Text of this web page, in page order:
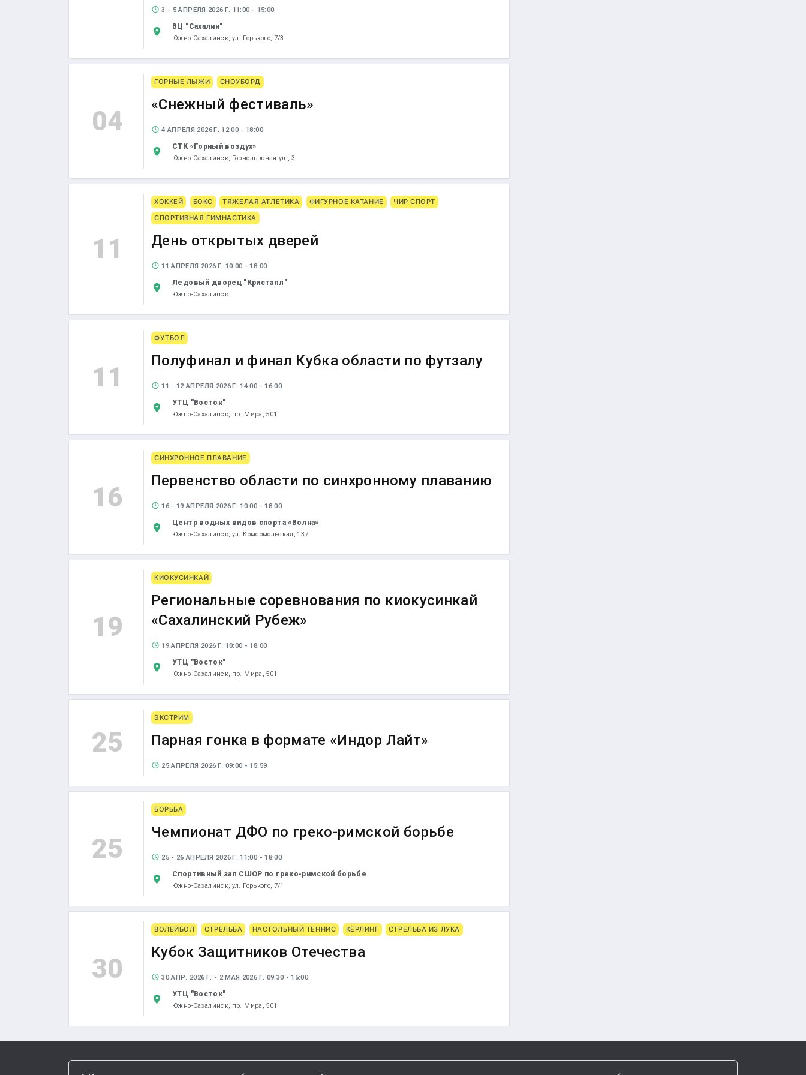
3 - 5 АПРЕЛЯ 2026 Г. 11:00 - 15:00
ВЦ "Сахалин"
Южно-Сахалинск, ул. Горького, 7/3
04
ГОРНЫЕ ЛЫЖИ СНОУБОРД
«Снежный фестиваль»
4 АПРЕЛЯ 2026 Г. 12:00 - 18:00
СТК «Горный воздух»
Южно-Сахалинск, Горнолыжная ул., 3
11
ХОККЕЙ БОКС ТЯЖЕЛАЯ АТЛЕТИКА ФИГУРНОЕ КАТАНИЕ
ЧИР СПОРТ
СПОРТИВНАЯ ГИМНАСТИКА
День открытых дверей
11 АПРЕЛЯ 2026 Г. 10:00 - 18:00
Ледовый дворец "Кристалл"
Южно-Сахалинск
11
ФУТБОЛ
Полуфинал и финал Кубка области по футзалу
11 - 12 АПРЕЛЯ 2026 Г. 14:00 - 16:00
УТЦ "Восток"
Южно-Сахалинск, пр. Мира, 501
16
СИНХРОННОЕ ПЛАВАНИЕ
Первенство области по синхронному плаванию
16 - 19 АПРЕЛЯ 2026 Г. 10:00 - 18:00
Центр водных видов спорта «Волна»
Южно-Сахалинск, ул. Комсомольская, 137
19
КИОКУСИНКАЙ
Региональные соревнования по киокусинкай
«Сахалинский Рубеж»
19 АПРЕЛЯ 2026 Г. 10:00 - 18:00
УТЦ "Восток"
Южно-Сахалинск, пр. Мира, 501
25
ЭКСТРИМ
Парная гонка в формате «Индор Лайт»
25 АПРЕЛЯ 2026 Г. 09:00 - 15:59
25
БОРЬБА
Чемпионат ДФО по греко-римской борьбе
25 - 26 АПРЕЛЯ 2026 Г. 11:00 - 18:00
Спортивный зал СШОР по греко-римской борьбе
Южно-Сахалинск, ул. Горького, 7/1
30
ВОЛЕЙБОЛ СТРЕЛЬБА НАСТОЛЬНЫЙ ТЕННИС КЁРЛИНГ СТРЕЛЬБА ИЗ ЛУКА
Кубок Защитников Отечества
30 АПР. 2026 Г. - 2 МАЯ 2026 Г. 09:30 - 15:00
УТЦ "Восток"
Южно-Сахалинск, пр. Мира, 501